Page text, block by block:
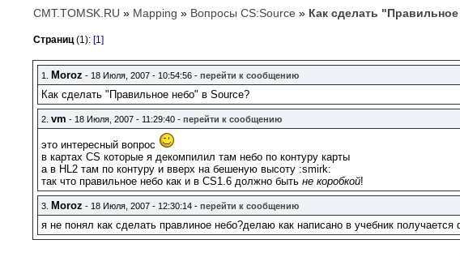
CMT.TOMSK.RU » Mapping » Вопросы CS:Source » Как сделать
Страниц(1): [1]
1. Moroz - 18 Июля, 2007 - 10:54:56 -перейти к сообщению
Как сделать "Правильное небо" в Source?
2.vm - 18 Июля, 2007 - 11:29:40 -перейти к сообщению
это интересный вопрос
в картах CS которые я декомпилил там небо по контуру карты
а в HL2 там по контуру и вверх на бешеную высоту :smirk:
так что правильное небо как и в CS1.6 должно бытьне коробкой!
3. Moroz - 18 Июля, 2007 - 12:30:14 -перейти к сообщению
я не понял как сделать правлиное небо?делаю как написано в учебник